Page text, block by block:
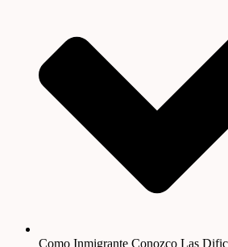
Como Inmigrante Conozco Las